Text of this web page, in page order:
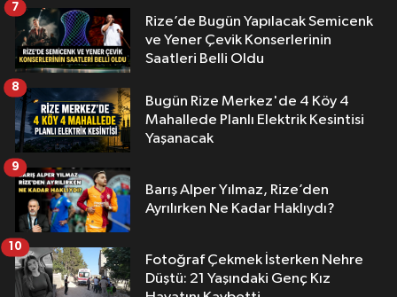
Rize’de Bugün Yapılacak Semicenk
ve Yener Çevik Konserlerinin
Saatleri Belli Oldu
7
Bugün Rize Merkez'de 4 Köy 4
Mahallede Planlı Elektrik Kesintisi
Yaşanacak
8
Barış Alper Yılmaz, Rize’den
Ayrılırken Ne Kadar Haklıydı?
9
Fotoğraf Çekmek İsterken Nehre
Düştü: 21 Yaşındaki Genç Kız
10